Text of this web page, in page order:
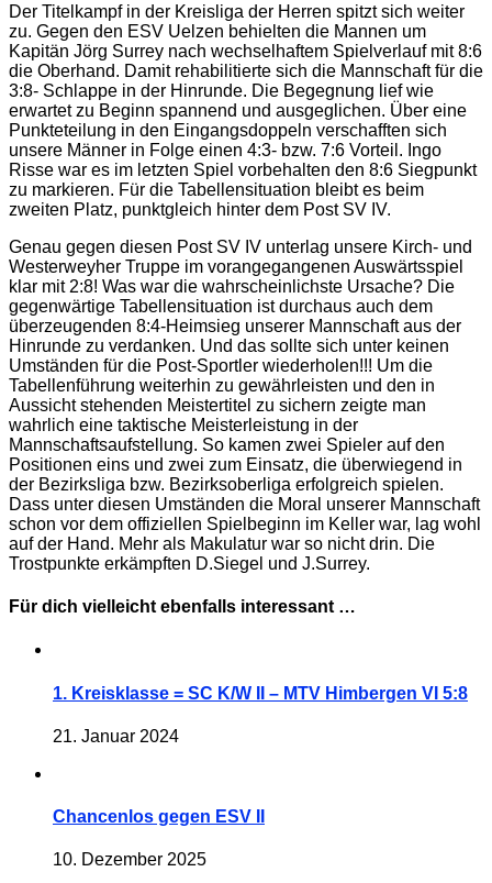
Der Titelkampf in der Kreisliga der Herren spitzt sich weiter
zu. Gegen den ESV Uelzen behielten die Mannen um
Kapitän Jörg Surrey nach wechselhaftem Spielverlauf mit 8:6
die Oberhand. Damit rehabilitierte sich die Mannschaft für die
3:8- Schlappe in der Hinrunde. Die Begegnung lief wie
erwartet zu Beginn spannend und ausgeglichen. Über eine
Punkteteilung in den Eingangsdoppeln verschafften sich
unsere Männer in Folge einen 4:3- bzw. 7:6 Vorteil. Ingo
Risse war es im letzten Spiel vorbehalten den 8:6 Siegpunkt
zu markieren. Für die Tabellensituation bleibt es beim
zweiten Platz, punktgleich hinter dem Post SV IV.
Genau gegen diesen Post SV IV unterlag unsere Kirch- und
Westerweyher Truppe im vorangegangenen Auswärtsspiel
klar mit 2:8! Was war die wahrscheinlichste Ursache? Die
gegenwärtige Tabellensituation ist durchaus auch dem
überzeugenden 8:4-Heimsieg unserer Mannschaft aus der
Hinrunde zu verdanken. Und das sollte sich unter keinen
Umständen für die Post-Sportler wiederholen!!! Um die
Tabellenführung weiterhin zu gewährleisten und den in
Aussicht stehenden Meistertitel zu sichern zeigte man
wahrlich eine taktische Meisterleistung in der
Mannschaftsaufstellung. So kamen zwei Spieler auf den
Positionen eins und zwei zum Einsatz, die überwiegend in
der Bezirksliga bzw. Bezirksoberliga erfolgreich spielen.
Dass unter diesen Umständen die Moral unserer Mannschaft
schon vor dem offiziellen Spielbeginn im Keller war, lag wohl
auf der Hand. Mehr als Makulatur war so nicht drin. Die
Trostpunkte erkämpften D.Siegel und J.Surrey.
Für dich vielleicht ebenfalls interessant …
1. Kreisklasse = SC K/W II – MTV Himbergen VI 5:8
21. Januar 2024
Chancenlos gegen ESV II
10. Dezember 2025